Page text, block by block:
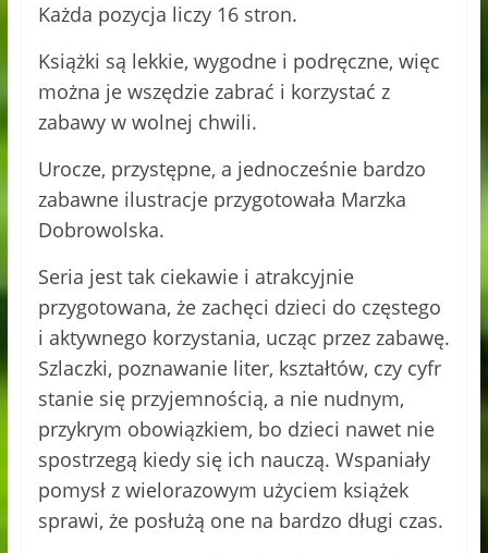
Każda pozycja liczy 16 stron.
Książki są lekkie, wygodne i podręczne, więc
można je wszędzie zabrać i korzystać z
zabawy w wolnej chwili.
Urocze, przystępne, a jednocześnie bardzo
zabawne ilustracje przygotowała Marzka
Dobrowolska.
Seria jest tak ciekawie i atrakcyjnie
przygotowana, że zachęci dzieci do częstego
i aktywnego korzystania, ucząc przez zabawę.
Szlaczki, poznawanie liter, kształtów, czy cyfr
stanie się przyjemnością, a nie nudnym,
przykrym obowiązkiem, bo dzieci nawet nie
spostrzegą kiedy się ich nauczą. Wspaniały
pomysł z wielorazowym użyciem książek
sprawi, że posłużą one na bardzo długi czas.